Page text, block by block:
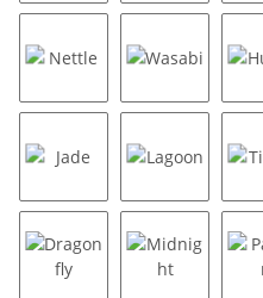
Ecru Silver Grey
Nettle Wasabi
Jade Lagoon